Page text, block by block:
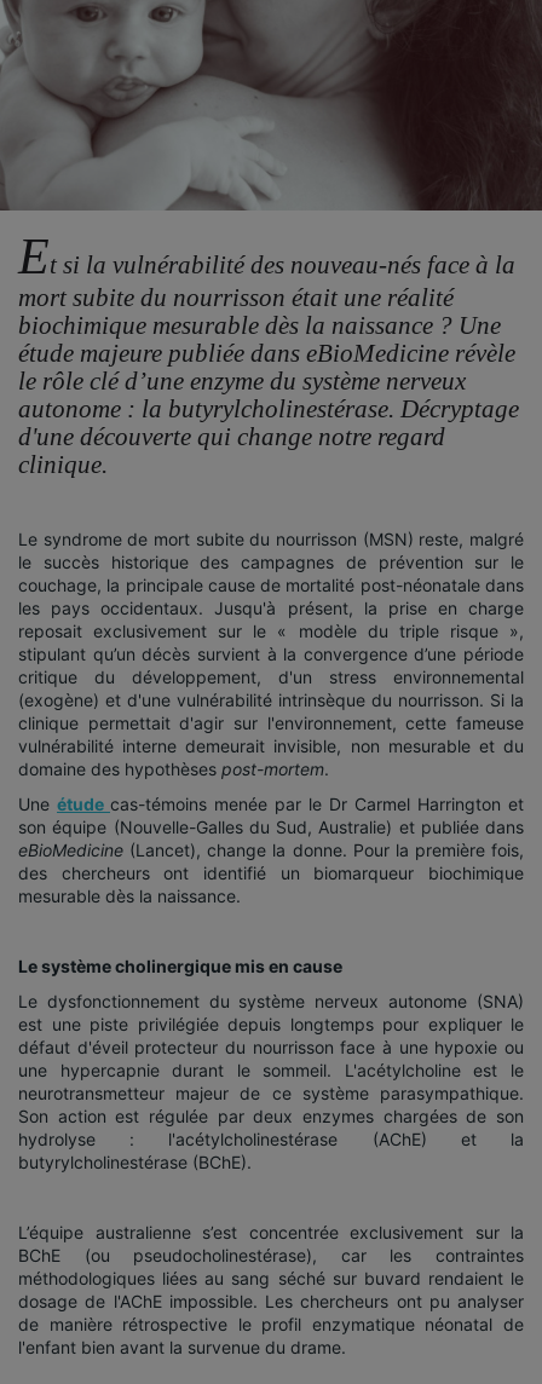
Et si la vulnérabilité des nouveau-nés face à la
mort subite du nourrisson était une réalité
biochimique mesurable dès la naissance ? Une
étude majeure publiée dans eBioMedicine révèle
le rôle clé d’une enzyme du système nerveux
autonome : la butyrylcholinestérase. Décryptage
d'une découverte qui change notre regard
clinique.
Le syndrome de mort subite du nourrisson (MSN) reste, malgré
le succès historique des campagnes de prévention sur le
couchage, la principale cause de mortalité post-néonatale dans
les pays occidentaux. Jusqu'à présent, la prise en charge
reposait exclusivement sur le « modèle du triple risque »,
stipulant qu’un décès survient à la convergence d’une période
critique du développement, d'un stress environnemental
(exogène) et d'une vulnérabilité intrinsèque du nourrisson. Si la
clinique permettait d'agir sur l'environnement, cette fameuse
vulnérabilité interne demeurait invisible, non mesurable et du
domaine des hypothèses post-mortem.
Une étude cas-témoins menée par le Dr Carmel Harrington et
son équipe (Nouvelle-Galles du Sud, Australie) et publiée dans
eBioMedicine (Lancet), change la donne. Pour la première fois,
des chercheurs ont identifié un biomarqueur biochimique
mesurable dès la naissance.
Le système cholinergique mis en cause
Le dysfonctionnement du système nerveux autonome (SNA)
est une piste privilégiée depuis longtemps pour expliquer le
défaut d'éveil protecteur du nourrisson face à une hypoxie ou
une hypercapnie durant le sommeil. L'acétylcholine est le
neurotransmetteur majeur de ce système parasympathique.
Son action est régulée par deux enzymes chargées de son
hydrolyse : l'acétylcholinestérase (AChE) et la
butyrylcholinestérase (BChE).
L’équipe australienne s’est concentrée exclusivement sur la
BChE (ou pseudocholinestérase), car les contraintes
méthodologiques liées au sang séché sur buvard rendaient le
dosage de l'AChE impossible. Les chercheurs ont pu analyser
de manière rétrospective le profil enzymatique néonatal de
l'enfant bien avant la survenue du drame.